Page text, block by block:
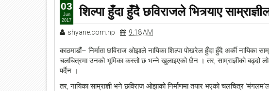
शिल्पा हुँदा हुँदै छविराजले भित्र्याए
shyane.com.np 9:18 AM
काठमाडौं– निर्माता छविराज ओझाले नायिका शिल्पा पोखरेल हुँदा हुँदै अर्की नायिका
चलचित्रमा उनको भूमिका कस्तो छ भन्ने खुलाइएको छैन । तर, साम्राज्ञीको बढ्दो
पर्दैन ।
तर, नायिका साम्राज्ञी भने छविराज ओझाको निर्माणमा तयार भएको चलचित्र
03
Jun
2017